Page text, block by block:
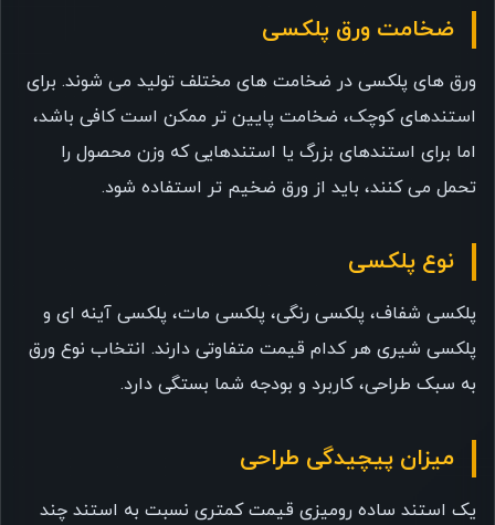
ضخامت ورق پلکسی
ورق های پلکسی در ضخامت های مختلف تولید می شوند. برای
استندهای کوچک، ضخامت پایین تر ممکن است کافی باشد،
اما برای استندهای بزرگ یا استندهایی که وزن محصول را
تحمل می کنند، باید از ورق ضخیم تر استفاده شود.
نوع پلکسی
پلکسی شفاف، پلکسی رنگی، پلکسی مات، پلکسی آینه ای و
پلکسی شیری هر کدام قیمت متفاوتی دارند. انتخاب نوع ورق
به سبک طراحی، کاربرد و بودجه شما بستگی دارد.
میزان پیچیدگی طراحی
یک استند ساده رومیزی قیمت کمتری نسبت به استند چند